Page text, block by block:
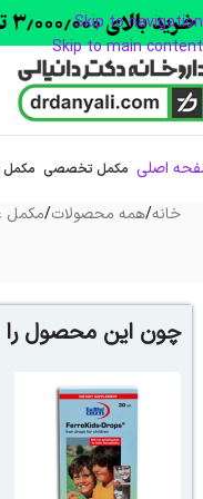
Skip to navigation
Skip to main content
اصلی مکمل تخصصی مکمل
خانه/همه محصولات/مکمل
چون این محصول را